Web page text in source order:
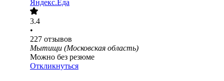
Яндекс.Еда
3.4
•
227 отзывов
Мытищи (Московская область)
Можно без резюме
Откликнуться